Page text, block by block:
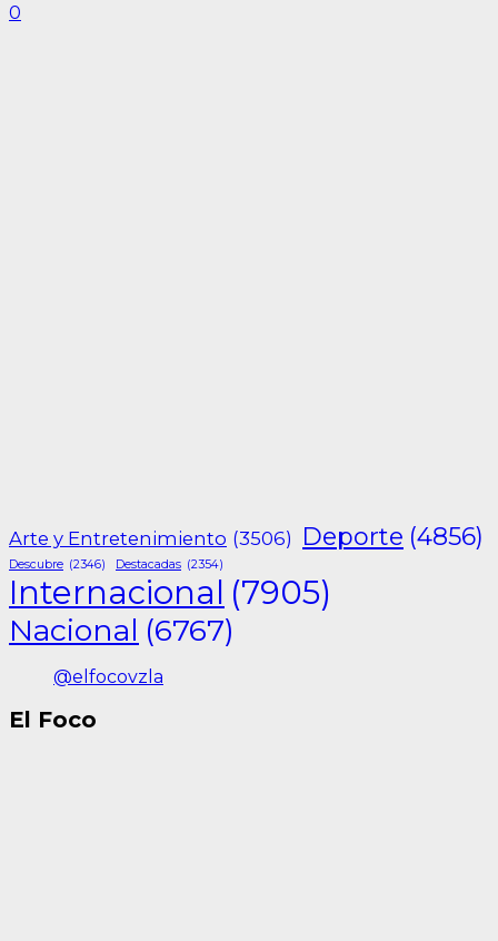
0
Arte y Entretenimiento (3506) Deporte (4856)
Descubre (2346) Destacadas (2354)
Internacional (7905)
Nacional (6767)
@elfocovzla
El Foco